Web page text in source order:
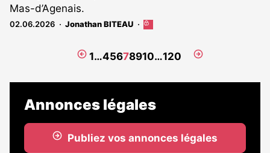
Mas-d’Agenais.
02.06.2026 Jonathan BITEAU
Cet
réservé
abonnés
Page
1…45678910…120
Page
Annonces légales
Publiez vos annonces légales